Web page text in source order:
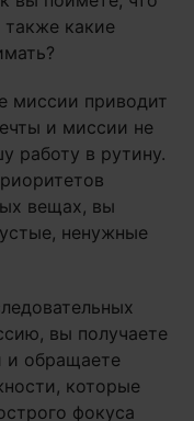
также какие
миссии приводит
и миссии не
работу в рутину.
вещах, вы
ненужные
вы получаете
и обращаете
которые
фокуса